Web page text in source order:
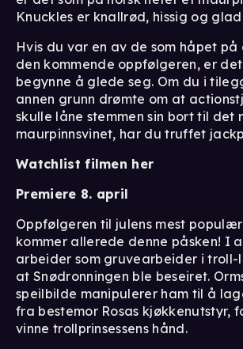
Knuckles er knallrød, hissig og
Hvis du var en av de som håpet på
den kommende oppfølgeren, er
begynne å glede seg. Om du i
annen grunn drømte om at
skulle låne stemmen sin bort til det
maurpinnsvinet, har du truffet
Watchlist filmen her
Premiere 8. april
Oppfølgeren til julens mest
kommer allerede denne påsken! I
arbeider som gruvearbeider i troll-
at Snødronningen ble beseiret.
speilbilde manipulerer ham til å
fra bestemor Rosas kjøkkenutstyr,
vinne trollprinsessens hånd.